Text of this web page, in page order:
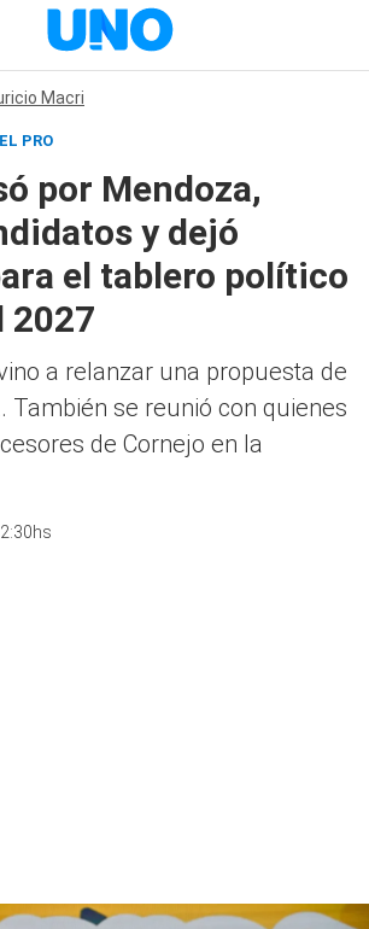
Macri
PRO
por Mendoza,
y dejó
el tablero político
2027
a relanzar una propuesta de
También se reunió con quienes
de Cornejo en la